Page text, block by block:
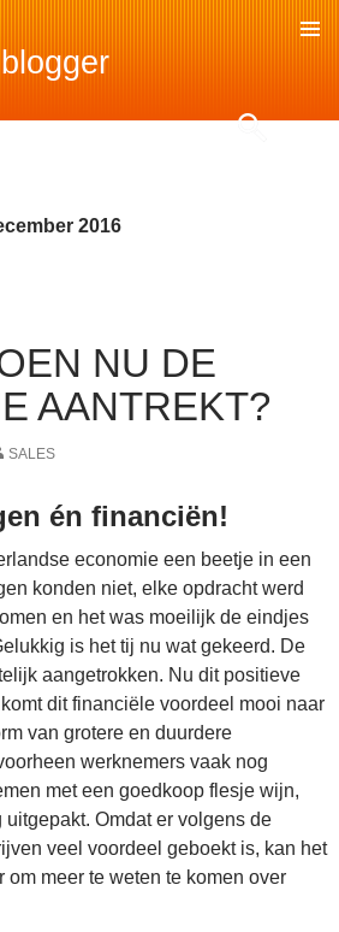
2016
NU DE
AANTREKT?
SALES
én financiën!
economie een beetje in een
konden niet, elke opdracht werd
en het was moeilijk de eindjes
is het tij nu wat gekeerd. De
aangetrokken. Nu dit positieve
dit financiële voordeel mooi naar
van grotere en duurdere
werknemers vaak nog
met een goedkoop flesje wijn,
Omdat er volgens de
veel voordeel geboekt is, kan het
om meer te weten te komen over